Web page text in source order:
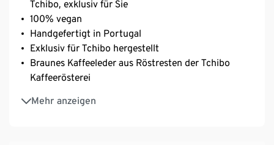
Tchibo, exklusiv für Sie
100% vegan
Handgefertigt in Portugal
Exklusiv für Tchibo hergestellt
Braunes Kaffeeleder aus Röstresten der Tchibo
Kaffeerösterei
Mehr anzeigen
Weißes Traubenleder aus upgecycelten
Traubenabfällen italienischer Weingüter